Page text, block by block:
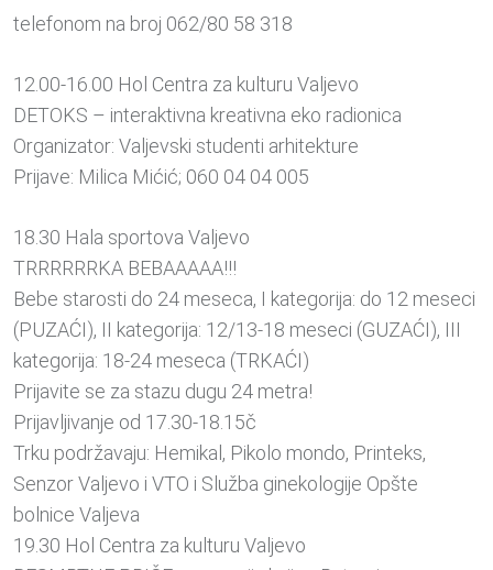
telefonom na broj 062/80 58 318
12.00-16.00 Hol Centra za kulturu Valjevo
DETOKS – interaktivna kreativna eko radionica
Organizator: Valjevski studenti arhitekture
Prijave: Milica Mićić; 060 04 04 005
18.30 Hala sportova Valjevo
TRRRRRRKA BEBAAAAA!!!
Bebe starosti do 24 meseca, I kategorija: do 12 meseci
(PUZAĆI), II kategorija: 12/13-18 meseci (GUZAĆI), III
kategorija: 18-24 meseca (TRKAĆI)
Prijavite se za stazu dugu 24 metra!
Prijavljivanje od 17.30-18.15č
Trku podržavaju: Hemikal, Pikolo mondo, Printeks,
Senzor Valjevo i VTO i Služba ginekologije Opšte
bolnice Valjeva
19.30 Hol Centra za kulturu Valjevo